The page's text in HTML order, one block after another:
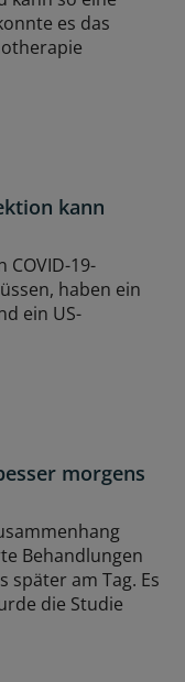
es das
kann
COVID-19-
haben ein
ein US-
morgens
Behandlungen
später am Tag. Es
die Studie